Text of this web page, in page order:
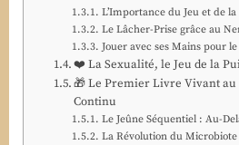
L’Importance du Jeu et de la
Le Lâcher-Prise grâce au
Jouer avec ses Mains pour
❤️ La Sexualité, le Jeu de la
🎁 Le Premier Livre Vivant au
Continu
Le Jeûne Séquentiel : Au-
La Révolution du